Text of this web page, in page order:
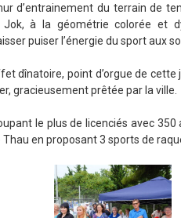
d’entrainement du terrain de
Jok, à la géométrie colorée et
puiser l’énergie du sport aux
dînatoire, point d’orgue de
gracieusement prêtée par la ville.
le plus de licenciés avec
en proposant 3 sports de